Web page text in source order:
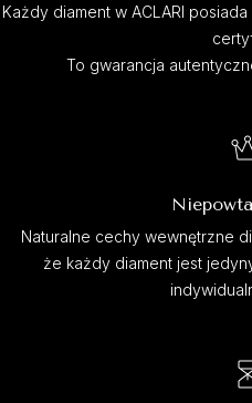
Każdy diament w ACLARI
To gwarancja
Naturalne cechy wewnętrzne
że każdy diament jest